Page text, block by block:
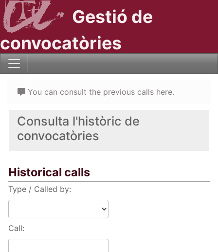
Gestió de
convocatòries
Consulta l'històric de
convocatòries
Historical calls
Type / Called by:
Call:
You can consult the previous calls here.